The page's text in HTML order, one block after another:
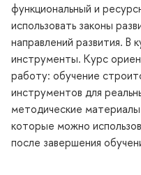
функциональный и
использовать законы
направлений развития. В
инструменты. Курс
работу: обучение
инструментов для
методические
которые можно
после завершения